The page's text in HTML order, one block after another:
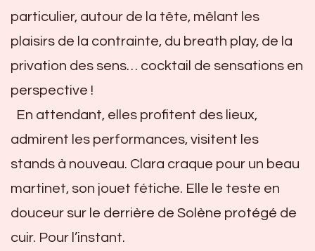
particulier, autour de la tête, mêlant les
plaisirs de la contrainte, du breath play, de la
privation des sens… cocktail de sensations en
perspective !
En attendant, elles profitent des lieux,
admirent les performances, visitent les
stands à nouveau. Clara craque pour un beau
martinet, son jouet fétiche. Elle le teste en
douceur sur le derrière de Solène protégé de
cuir. Pour l’instant.